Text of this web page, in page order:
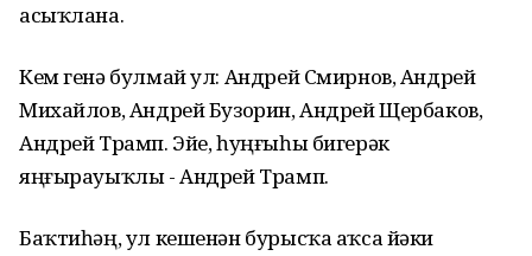
асыҡлана.
Кем генә булмай ул: Андрей Смирнов, Андрей
Михайлов, Андрей Бузорин, Андрей Щербаков,
Андрей Трамп. Эйе, һуңғыһы бигерәк
яңғырауыҡлы - Андрей Трамп.
Баҡтиһәң, ул кешенән бурысҡа аҡса йәки